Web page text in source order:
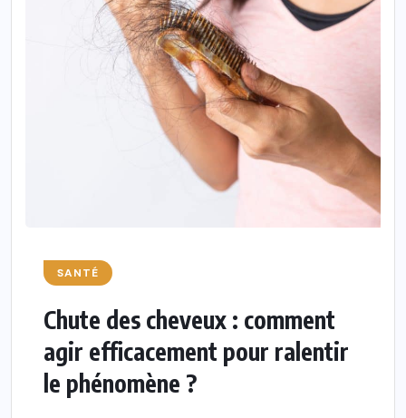
SANTÉ
Chute des cheveux : comment
agir efficacement pour ralentir
le phénomène ?